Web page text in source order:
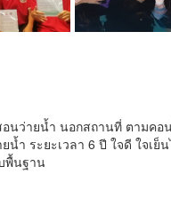
นว่ายน้ำ นอกสถานที่ ตามคอ
ำ ระยะเวลา 6 ปี ใจดี ใจเ
พื้นฐาน